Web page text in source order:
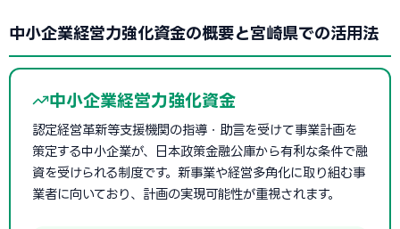
中小企業経営力強化資金の概要と宮崎県での活用法
中小企業経営力強化資金
認定経営革新等支援機関の指導・助言を受けて事業計画を
策定する中小企業が、日本政策金融公庫から有利な条件で融
資を受けられる制度です。新事業や経営多角化に取り組む事
業者に向いており、計画の実現可能性が重視されます。